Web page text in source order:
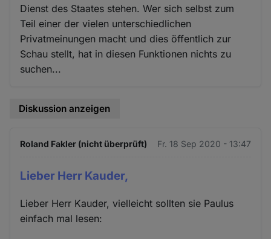
Dienst des Staates stehen. Wer sich selbst zum
Teil einer der vielen unterschiedlichen
Privatmeinungen macht und dies öffentlich zur
Schau stellt, hat in diesen Funktionen nichts zu
suchen...
Diskussion anzeigen
Roland Fakler (nicht überprüft) Fr. 18 Sep 2020 - 13:47
Lieber Herr Kauder,
Lieber Herr Kauder, vielleicht sollten sie Paulus
einfach mal lesen: